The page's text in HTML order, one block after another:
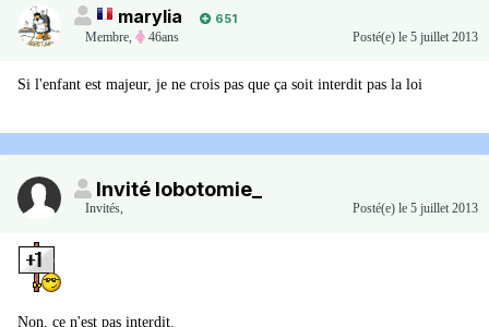
marylia
651
Membre, 46ans Posté(e) le 5 juillet 2013
Si l'enfant est majeur, je ne crois pas que ça soit interdit pas la loi
Invité lobotomie_
Invités, Posté(e) le 5 juillet 2013
Non, ce n'est pas interdit.